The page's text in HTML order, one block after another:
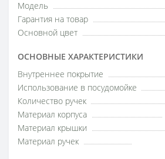
Модель
Гарантия на товар
Основной цвет
ОСНОВНЫЕ ХАРАКТЕРИСТИКИ
Внутреннее покрытие
Использование в посудомойке
Количество ручек
Материал корпуса
Материал крышки
Материал ручек